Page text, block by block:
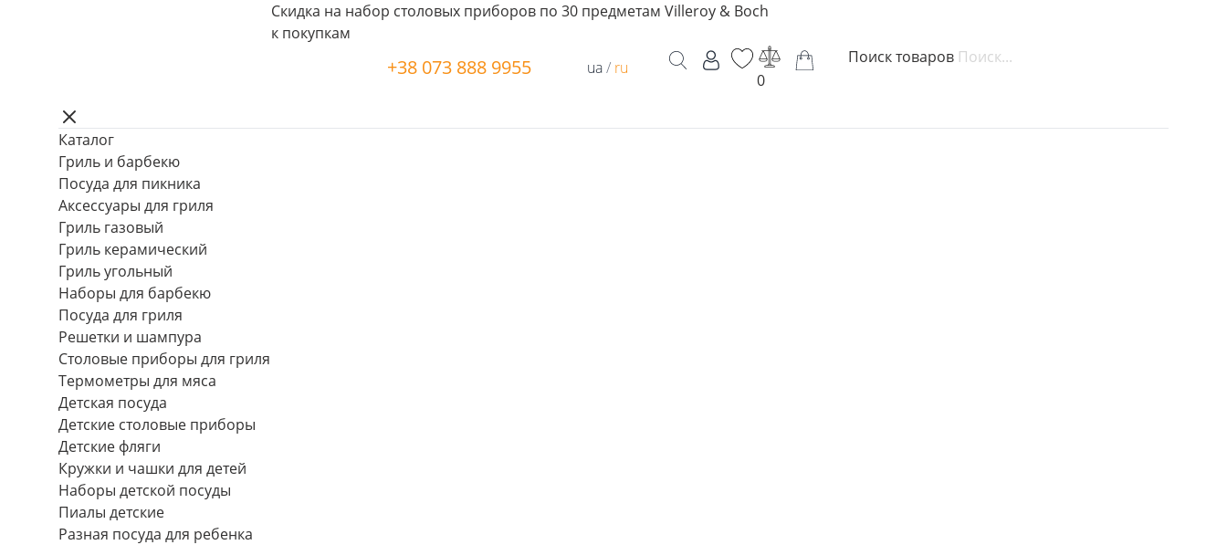
Скидка на набор столовых приборов по 30 предметам Villeroy & Boch
к покупкам
+38 073 888 9955 ua/ ru
0
Поиск товаров
Каталог
Гриль и барбекю
Посуда для пикника
Аксессуары для гриля
Гриль газовый
Гриль керамический
Гриль угольный
Наборы для барбекю
Посуда для гриля
Решетки и шампура
Столовые приборы для гриля
Термометры для мяса
Детская посуда
Детские столовые приборы
Детские фляги
Кружки и чашки для детей
Наборы детской посуды
Пиалы детские
Разная посуда для ребенка